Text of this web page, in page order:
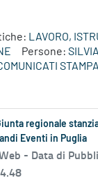
LAVORO,
Persone:
regionale
Eventi in Puglia
- Data di